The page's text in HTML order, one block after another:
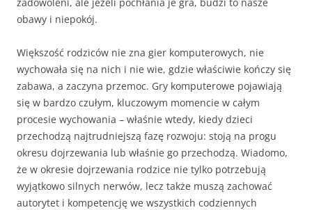
obawy i niepokój.
Większość rodziców nie zna gier komputerowych, nie
wychowała się na nich i nie wie, gdzie właściwie kończy się
zabawa, a zaczyna przemoc. Gry komputerowe pojawiają
się w bardzo czułym, kluczowym momencie w całym
procesie wychowania – właśnie wtedy, kiedy dzieci
przechodzą najtrudniejszą fazę rozwoju: stoją na progu
okresu dojrzewania lub właśnie go przechodzą. Wiadomo,
że w okresie dojrzewania rodzice nie tylko potrzebują
wyjątkowo silnych nerwów, lecz także muszą zachować
autorytet i kompetencję we wszystkich codziennych